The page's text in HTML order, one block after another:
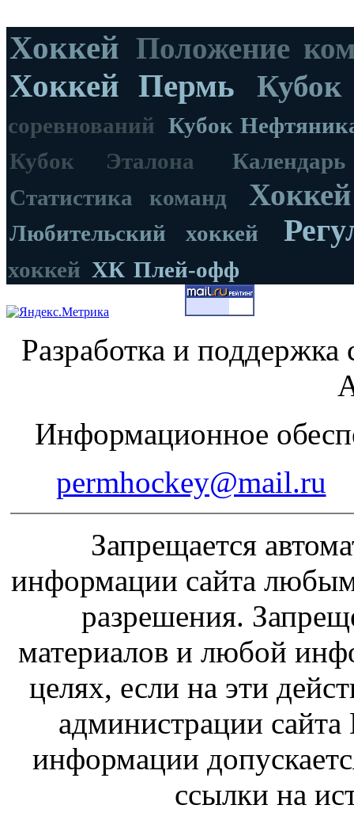
Хоккей Положение
Хоккей Пермь
соревнований Кубок
Кубок Эталона
Статистика команд
Любительский хоккей
хоккей ХК Плей-офф
Разработка и
Информационное
permhockey@mail.ru
Запрещается
информации сайта
разрешения.
материалов и любой
целях, если на эти
администрации
информации
ссылки на